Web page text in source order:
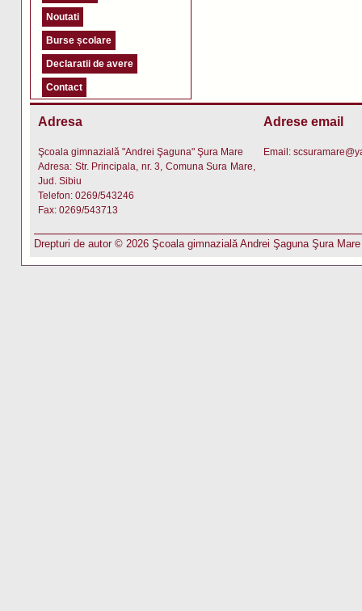
Noutati
Burse școlare
Declaratii de avere
Contact
Adresa
Şcoala gimnazială "Andrei Şaguna" Şura Mare
Adresa: Str. Principala, nr. 3, Comuna Sura Mare,
Jud. Sibiu
Telefon: 0269/543246
Fax: 0269/543713
Adrese email
Email:
Drepturi de autor © 2026 Şcoala gimnazială Andrei Şaguna Şura